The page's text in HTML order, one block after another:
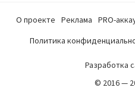
О проекте Реклама PRO-
Политика
Разработка
© 2016 —